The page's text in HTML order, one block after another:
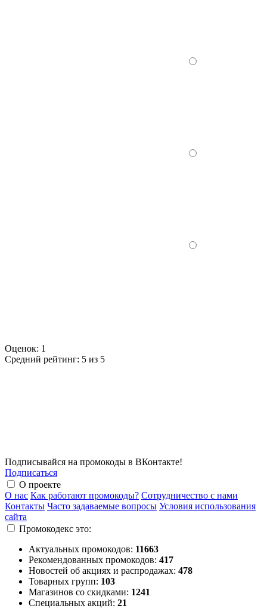
Оценок: 1
Средний рейтинг: 5 из 5
Подписывайся на промокоды в ВКонтакте!
Подписаться
О проекте
О нас Как работают промокоды? Сотрудничество с нами
Контакты Часто задаваемые вопросы Условия использования
сайта
Промокодекс это:
Актуальных промокодов: 11663
Рекомендованных промокодов: 417
Новостей об акциях и распродажах: 478
Товарных групп: 103
Магазинов со скидками: 1241
Специальных акций: 21